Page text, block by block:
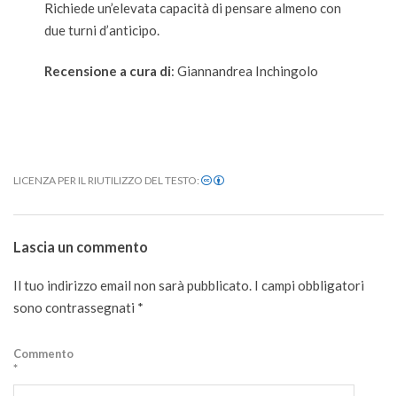
Richiede un’elevata capacità di pensare almeno con
due turni d’anticipo.
Recensione a cura di: Giannandrea Inchingolo
LICENZA PER IL RIUTILIZZO DEL TESTO:
2020-
Lascia un commento
Il tuo indirizzo email non sarà pubblicato. I campi obbligatori
sono contrassegnati *
Commento
*